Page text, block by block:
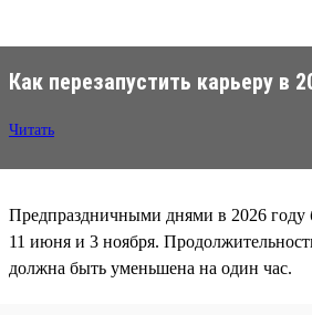
Как перезапустить карьеру в
Читать
Предпраздничными днями в 2026 году
11 июня и 3 ноября.
должна быть уменьшена на один час.